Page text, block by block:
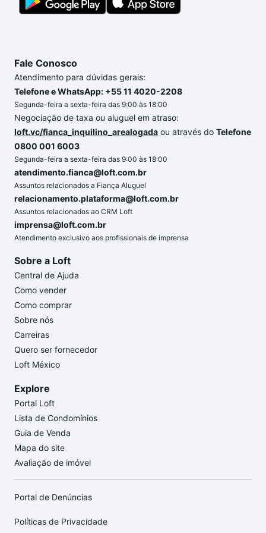
compra, veja em nosso portal quanto custa comprar
Fale Conosco
Atendimento para dúvidas gerais:
Telefone e WhatsApp: +55 11 4020-2208
Segunda-feira a sexta-feira das 9:00 às 18:00
Negociação de taxa ou aluguel em atraso:
loft.vc/fianca_inquilino_arealogada ou através do Telefone
0800 001 6003
Segunda-feira a sexta-feira das 9:00 às 18:00
atendimento.fianca@loft.com.br
Assuntos relacionados a Fiança Aluguel
relacionamento.plataforma@loft.com.br
Assuntos relacionados ao CRM Loft
imprensa@loft.com.br
Atendimento exclusivo aos profissionais de imprensa
Sobre a Loft
Central de Ajuda
Como vender
Como comprar
Sobre nós
Carreiras
Quero ser fornecedor
Loft México
Explore
Portal Loft
Lista de Condomínios
Guia de Venda
Mapa do site
Avaliação de imóvel
Portal de Denúncias
Políticas de Privacidade